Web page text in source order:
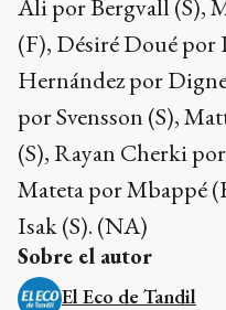
Ali por Bergvall (S),
(F), Désiré Doué por
Hernández por
por Svensson (S),
(S), Rayan Cherki
Mateta por Mbappé
Isak (S). (NA)
Sobre el autor
El Eco de Tandil